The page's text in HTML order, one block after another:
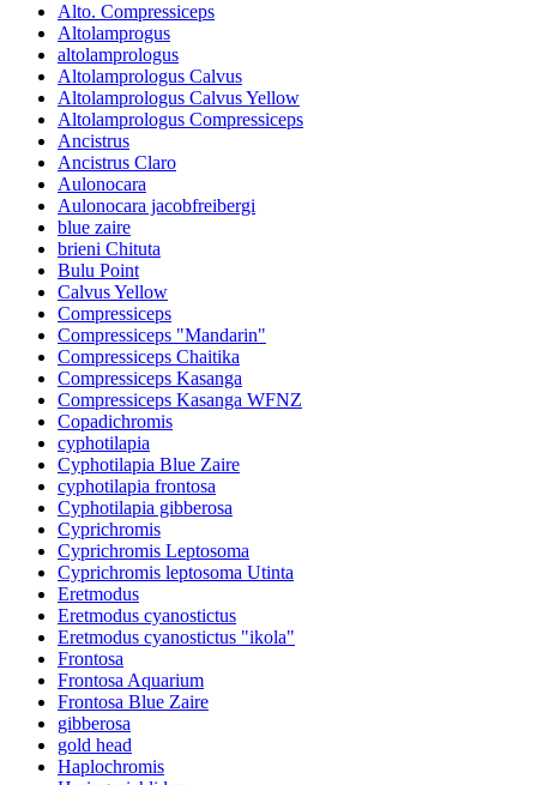
Alto. Compressiceps
Altolamprogus
altolamprologus
Altolamprologus Calvus
Altolamprologus Calvus Yellow
Altolamprologus Compressiceps
Ancistrus
Ancistrus Claro
Aulonocara
Aulonocara jacobfreibergi
blue zaire
brieni Chituta
Bulu Point
Calvus Yellow
Compressiceps
Compressiceps "Mandarin"
Compressiceps Chaitika
Compressiceps Kasanga
Compressiceps Kasanga WFNZ
Copadichromis
cyphotilapia
Cyphotilapia Blue Zaire
cyphotilapia frontosa
Cyphotilapia gibberosa
Cyprichromis
Cyprichromis Leptosoma
Cyprichromis leptosoma Utinta
Eretmodus
Eretmodus cyanostictus
Eretmodus cyanostictus "ikola"
Frontosa
Frontosa Aquarium
Frontosa Blue Zaire
gibberosa
gold head
Haplochromis